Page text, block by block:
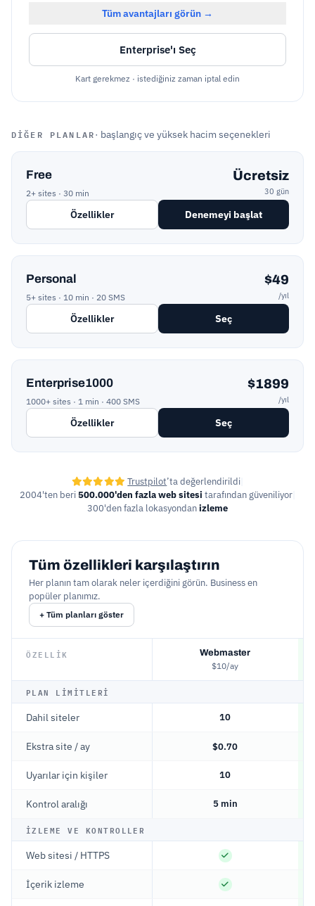
Tüm avantajları görün →
Enterprise'ı Seç
Kart gerekmez · istediğiniz zaman iptal edin
DIĞER PLANLAR· başlangıç ve yüksek hacim seçenekleri
Free
2+ sites · 30 min
Ücretsiz
30 gün
Özellikler Denemeyi başlat
Personal
5+ sites · 10 min · 20 SMS
$49
/yıl
Özellikler Seç
Enterprise1000
1000+ sites · 1 min · 400 SMS
$1899
/yıl
Özellikler Seç
Trustpilot’ta değerlendirildi
2004'ten beri500.000'den fazla web sitesi tarafından güveniliyor
300'den fazla lokasyondanizleme
Tüm özellikleri karşılaştırın
Her planın tam olarak neler içerdiğini görün. Business en
popüler planımız.
+ Tüm planları göster
ÖZELLIK Webmaster
$10/ay
PLAN LIMITLERI
Dahil siteler 10
Ekstra site / ay $0.70
Uyarılar için kişiler 10
Kontrol aralığı 5 min
İZLEME VE KONTROLLER
Web sitesi / HTTPS
İçerik izleme